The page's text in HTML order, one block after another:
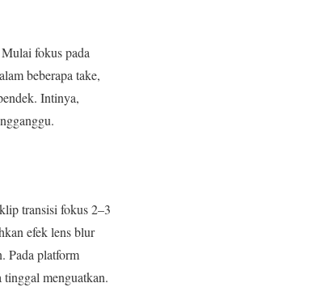
fokus pada
beberapa take,
Intinya,
transisi fokus 2–3
efek lens blur
Pada platform
tinggal menguatkan.